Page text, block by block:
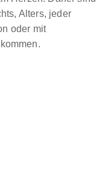
Alters, jeder
oder mit